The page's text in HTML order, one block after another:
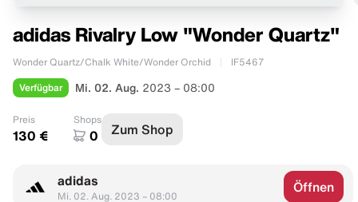
adidas Rivalry Low "Wonder Quartz"
Wonder Quartz/Chalk White/Wonder Orchid IF5467
Verfügbar Mi. 02. Aug. 2023 – 08:00
Preis
130 €
Shops
0 Zum Shop
adidas
Mi. 02. Aug. 2023 – 08:00
Öffnen